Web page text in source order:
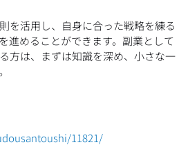
を活用し、自身に合った戦略を練る
進めることができます。副業として
方は、まずは知識を深め、小さな一
11821/